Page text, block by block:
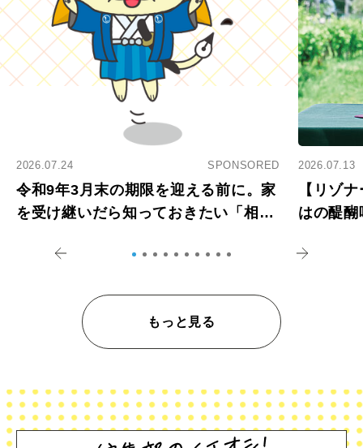
2026.07.24 SPONSORED
令和9年3月末の期限を迎える前に。家
を受け継いだら知っておきたい「相続
2026.07.13
【リゾ
はの醍
もっと見る